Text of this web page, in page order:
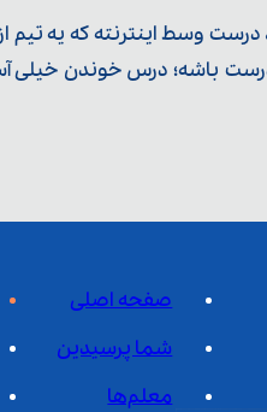
وسط اینترنته که یه تیم
باشه؛ درس خوندن خیلی
صفحه اصلی
شما پرسیدین
معلم‌ها